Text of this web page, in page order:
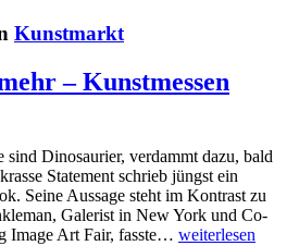
Kunstmarkt
– Kunstmessen
sind Dinosaurier, verdammt dazu, bald
Statement schrieb jüngst ein
Seine Aussage steht im Kontrast zu
Galerist in New York und Co-
Image Art Fair, fasste… weiterlesen